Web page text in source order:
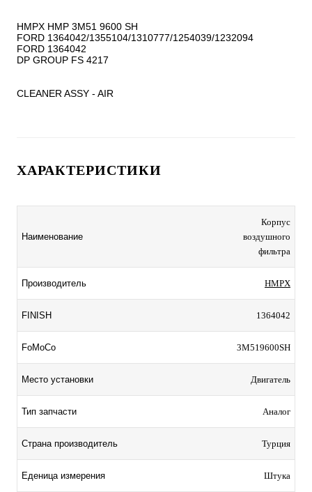
HMPX HMP 3M51 9600 SH
FORD 1364042/1355104/1310777/1254039/1232094
FORD 1364042
DP GROUP FS 4217
CLEANER ASSY - AIR
ХАРАКТЕРИСТИКИ
Наименование
Корпус
воздушного
фильтра
Производитель HMPX
FINISH 1364042
FoMoCo 3M519600SH
Место установки Двигатель
Тип запчасти Аналог
Страна производитель Турция
Еденица измерения Штука